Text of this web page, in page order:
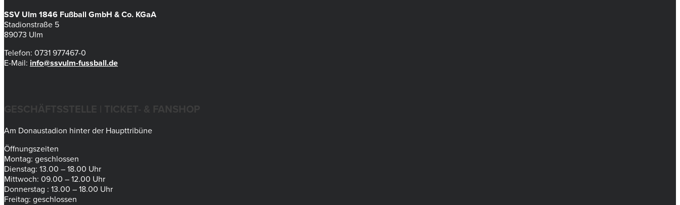
SSV Ulm 1846 Fußball GmbH & Co. KGaA
Stadionstraße 5
89073 Ulm
Telefon: 0731 977467-0
E-Mail: info@ssvulm-fussball.de
GESCHÄFTSSTELLE | TICKET- & FANSHOP
Am Donaustadion hinter der Haupttribüne
Öffnungszeiten
Montag: geschlossen
Dienstag: 13.00 – 18.00 Uhr
Mittwoch: 09.00 – 12.00 Uhr
Donnerstag : 13.00 – 18.00 Uhr
Freitag: geschlossen